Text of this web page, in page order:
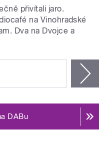
přivítali jaro.
na Vinohradské
Dva na Dvojce a
DABu